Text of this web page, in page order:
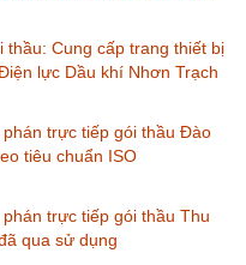
thầu: Cung cấp trang thiết bị
lực Dầu khí Nhơn Trạch
trực tiếp gói thầu Đào
tiêu chuẩn ISO
trực tiếp gói thầu Thu
qua sử dụng